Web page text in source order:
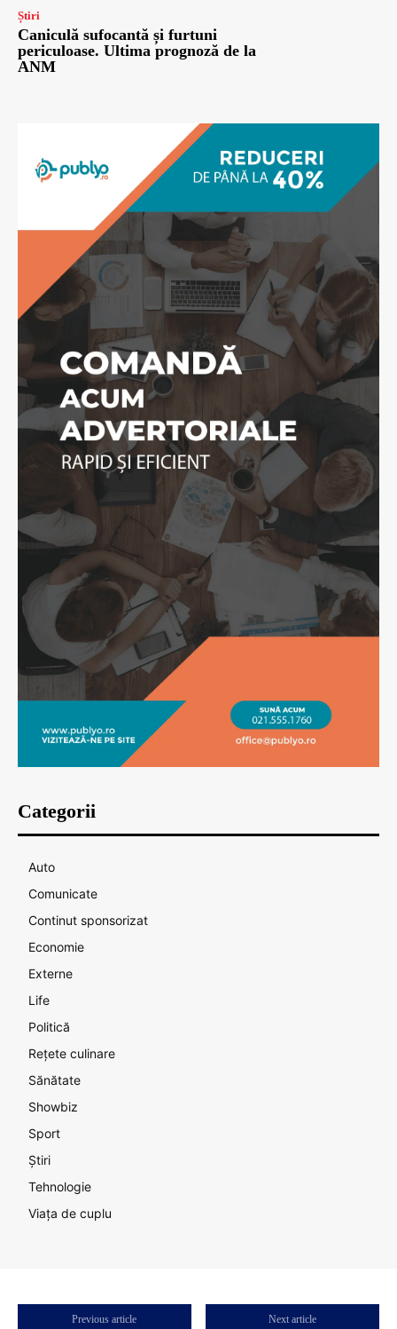
Știri
Caniculă sufocantă și furtuni
periculoase. Ultima prognoză de la
ANM
Categorii
Auto
Comunicate
Continut sponsorizat
Economie
Externe
Life
Politică
Rețete culinare
Sănătate
Showbiz
Sport
Știri
Tehnologie
Viața de cuplu
Previous article Next article